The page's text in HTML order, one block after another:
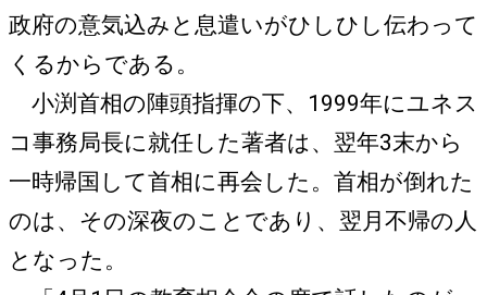
政府の意気込みと息遣いがひしひし伝わって
くるからである。
小渕首相の陣頭指揮の下、1999年にユネス
コ事務局長に就任した著者は、翌年3末から
一時帰国して首相に再会した。首相が倒れた
のは、その深夜のことであり、翌月不帰の人
となった。